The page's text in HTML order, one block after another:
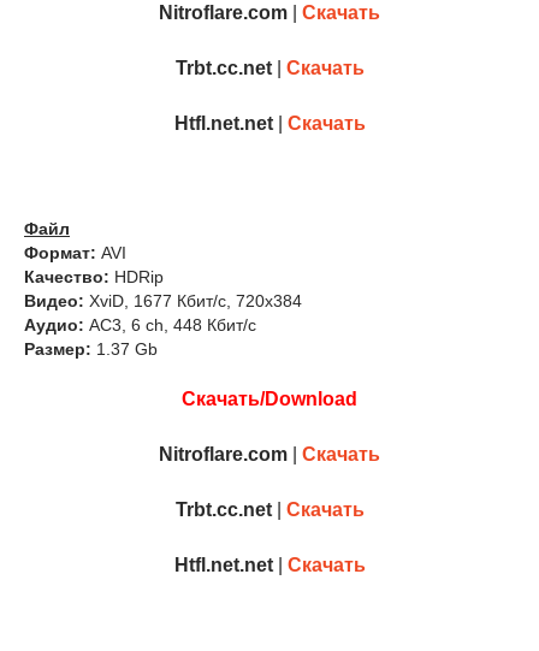
Nitroflare.com Скачать
Trbt.cc.net| Скачать
Htfl.net.net| Скачать
Файл
Формат: AVI
Качество: HDRip
Видео: XviD, 1677 Кбит/с, 720x384
Аудио: AC3, 6 ch, 448 Кбит/с
Размер: 1.37 Gb
Скачать/Download
Nitroflare.com Скачать
Trbt.cc.net| Скачать
Htfl.net.net| Скачать